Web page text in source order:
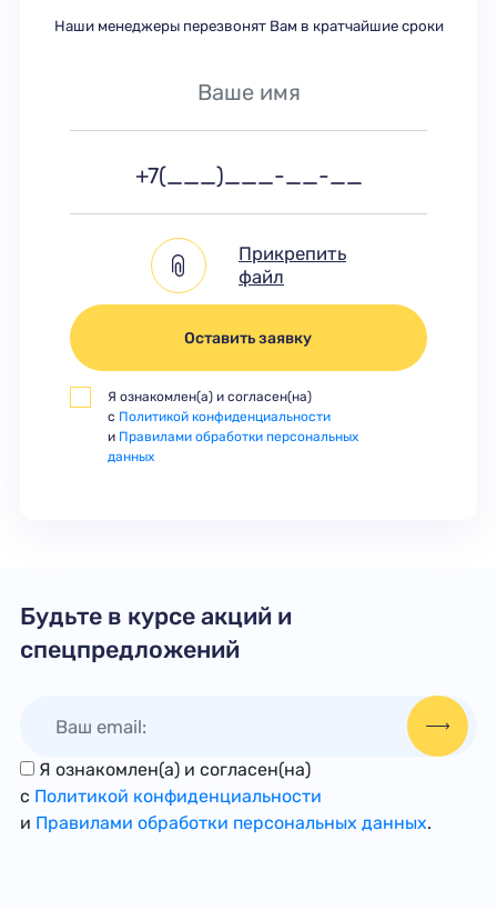
Наши менеджеры перезвонят Вам в кратчайшие сроки
Прикрепить
файл
Оставить заявку
Я ознакомлен(а) и согласен(на)
с Политикой конфиденциальности
и Правилами обработки персональных
данных
Будьте в курсе акций и
спецпредложений
Я ознакомлен(а) и согласен(на)
с Политикой конфиденциальности
и Правилами обработки персональных данных.